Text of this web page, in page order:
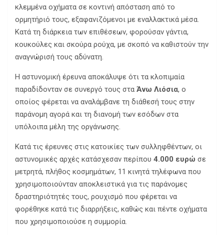
κλεμμένα οχήματα σε κοντινή απόσταση από το
ορμητήριό τους, εξαφανιζόμενοι με εναλλακτικά μέσα.
Κατά τη διάρκεια των επιθέσεων, φορούσαν γάντια,
κουκούλες και σκούρα ρούχα, με σκοπό να καθιστούν την
αναγνώρισή τους αδύνατη.
Η αστυνομική έρευνα αποκάλυψε ότι τα κλοπιμαία
παραδίδονταν σε συνεργό τους στα Άνω Λιόσια, ο
οποίος φέρεται να αναλάμβανε τη διάθεσή τους στην
παράνομη αγορά και τη διανομή των εσόδων στα
υπόλοιπα μέλη της οργάνωσης.
Κατά τις έρευνες στις κατοικίες των συλληφθέντων, οι
αστυνομικές αρχές κατάσχεσαν περίπου 4.000 ευρώ σε
μετρητά, πλήθος κοσμημάτων, 11 κινητά τηλέφωνα που
χρησιμοποιούνταν αποκλειστικά για τις παράνομες
δραστηριότητές τους, ρουχισμό που φέρεται να
φορέθηκε κατά τις διαρρήξεις, καθώς και πέντε οχήματα
που χρησιμοποιούσε η συμμορία.